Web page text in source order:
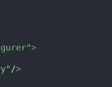
>
/>